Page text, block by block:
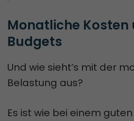
Monatliche Kosten
Budgets
Und wie sieht’s mit der
Belastung aus?
Es ist wie bei einem